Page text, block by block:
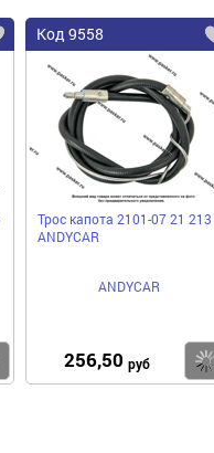
Купить
Код 9558
Трос капота 2101-07 21 213
ANDYСAR
ANDYCAR
256,50 руб